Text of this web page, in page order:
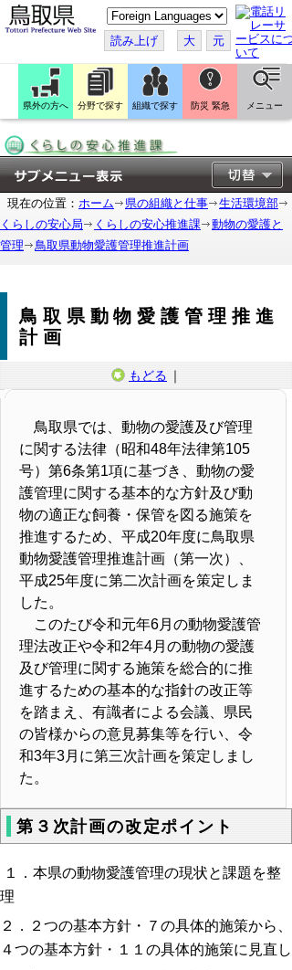
こ
の
ペ
ー
ジ
翻
訳
す
読み上げ 大 元
県外の方へ 分野で探す 組織で探す 防災 緊急 メニュー
現在の位置： ホーム 県の組織と仕事
生活環境部
くらしの安心局
くらしの安心推進課
動物の愛護と
管理
鳥取県動物愛護管理推進計画
鳥取県動物愛護管理推進
計画
もどる ｜
鳥取県では、動物の愛護及び管理
に関する法律（昭和48年法律第105
号）第6条第1項に基づき、動物の愛
護管理に関する基本的な方針及び動
物の適正な飼養・保管を図る施策を
推進するため、平成20年度に鳥取県
動物愛護管理推進計画（第一次）、
平成25年度に第二次計画を策定しま
した。
このたび令和元年6月の動物愛護管
理法改正や令和2年4月の動物の愛護
及び管理に関する施策を総合的に推
進するための基本的な指針の改正等
を踏まえ、有識者による会議、県民
の皆様からの意見募集等を行い、令
和3年3月に第三次計画を策定しまし
た。
第３次計画の改定ポイント
１．本県の動物愛護管理の現状と課題を整
理
２．２つの基本方針・７の具体的施策から、
４つの基本方針・１１の具体的施策に見直し